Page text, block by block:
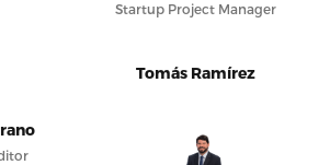
Startup Project Manager
Tomás Ramírez